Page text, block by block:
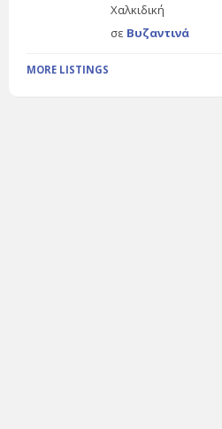
Χαλκιδική
σε Βυζαντινά
MORE LISTINGS